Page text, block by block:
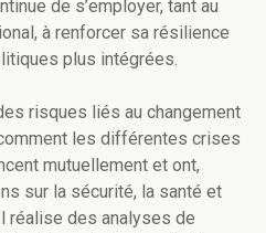
de s’employer, tant au
à renforcer sa résilience
plus intégrées.
risques liés au changement
les différentes crises
mutuellement et ont,
sur la sécurité, la santé et
réalise des analyses de